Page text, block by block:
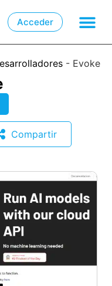
Acceder
- Evoke
Compartir